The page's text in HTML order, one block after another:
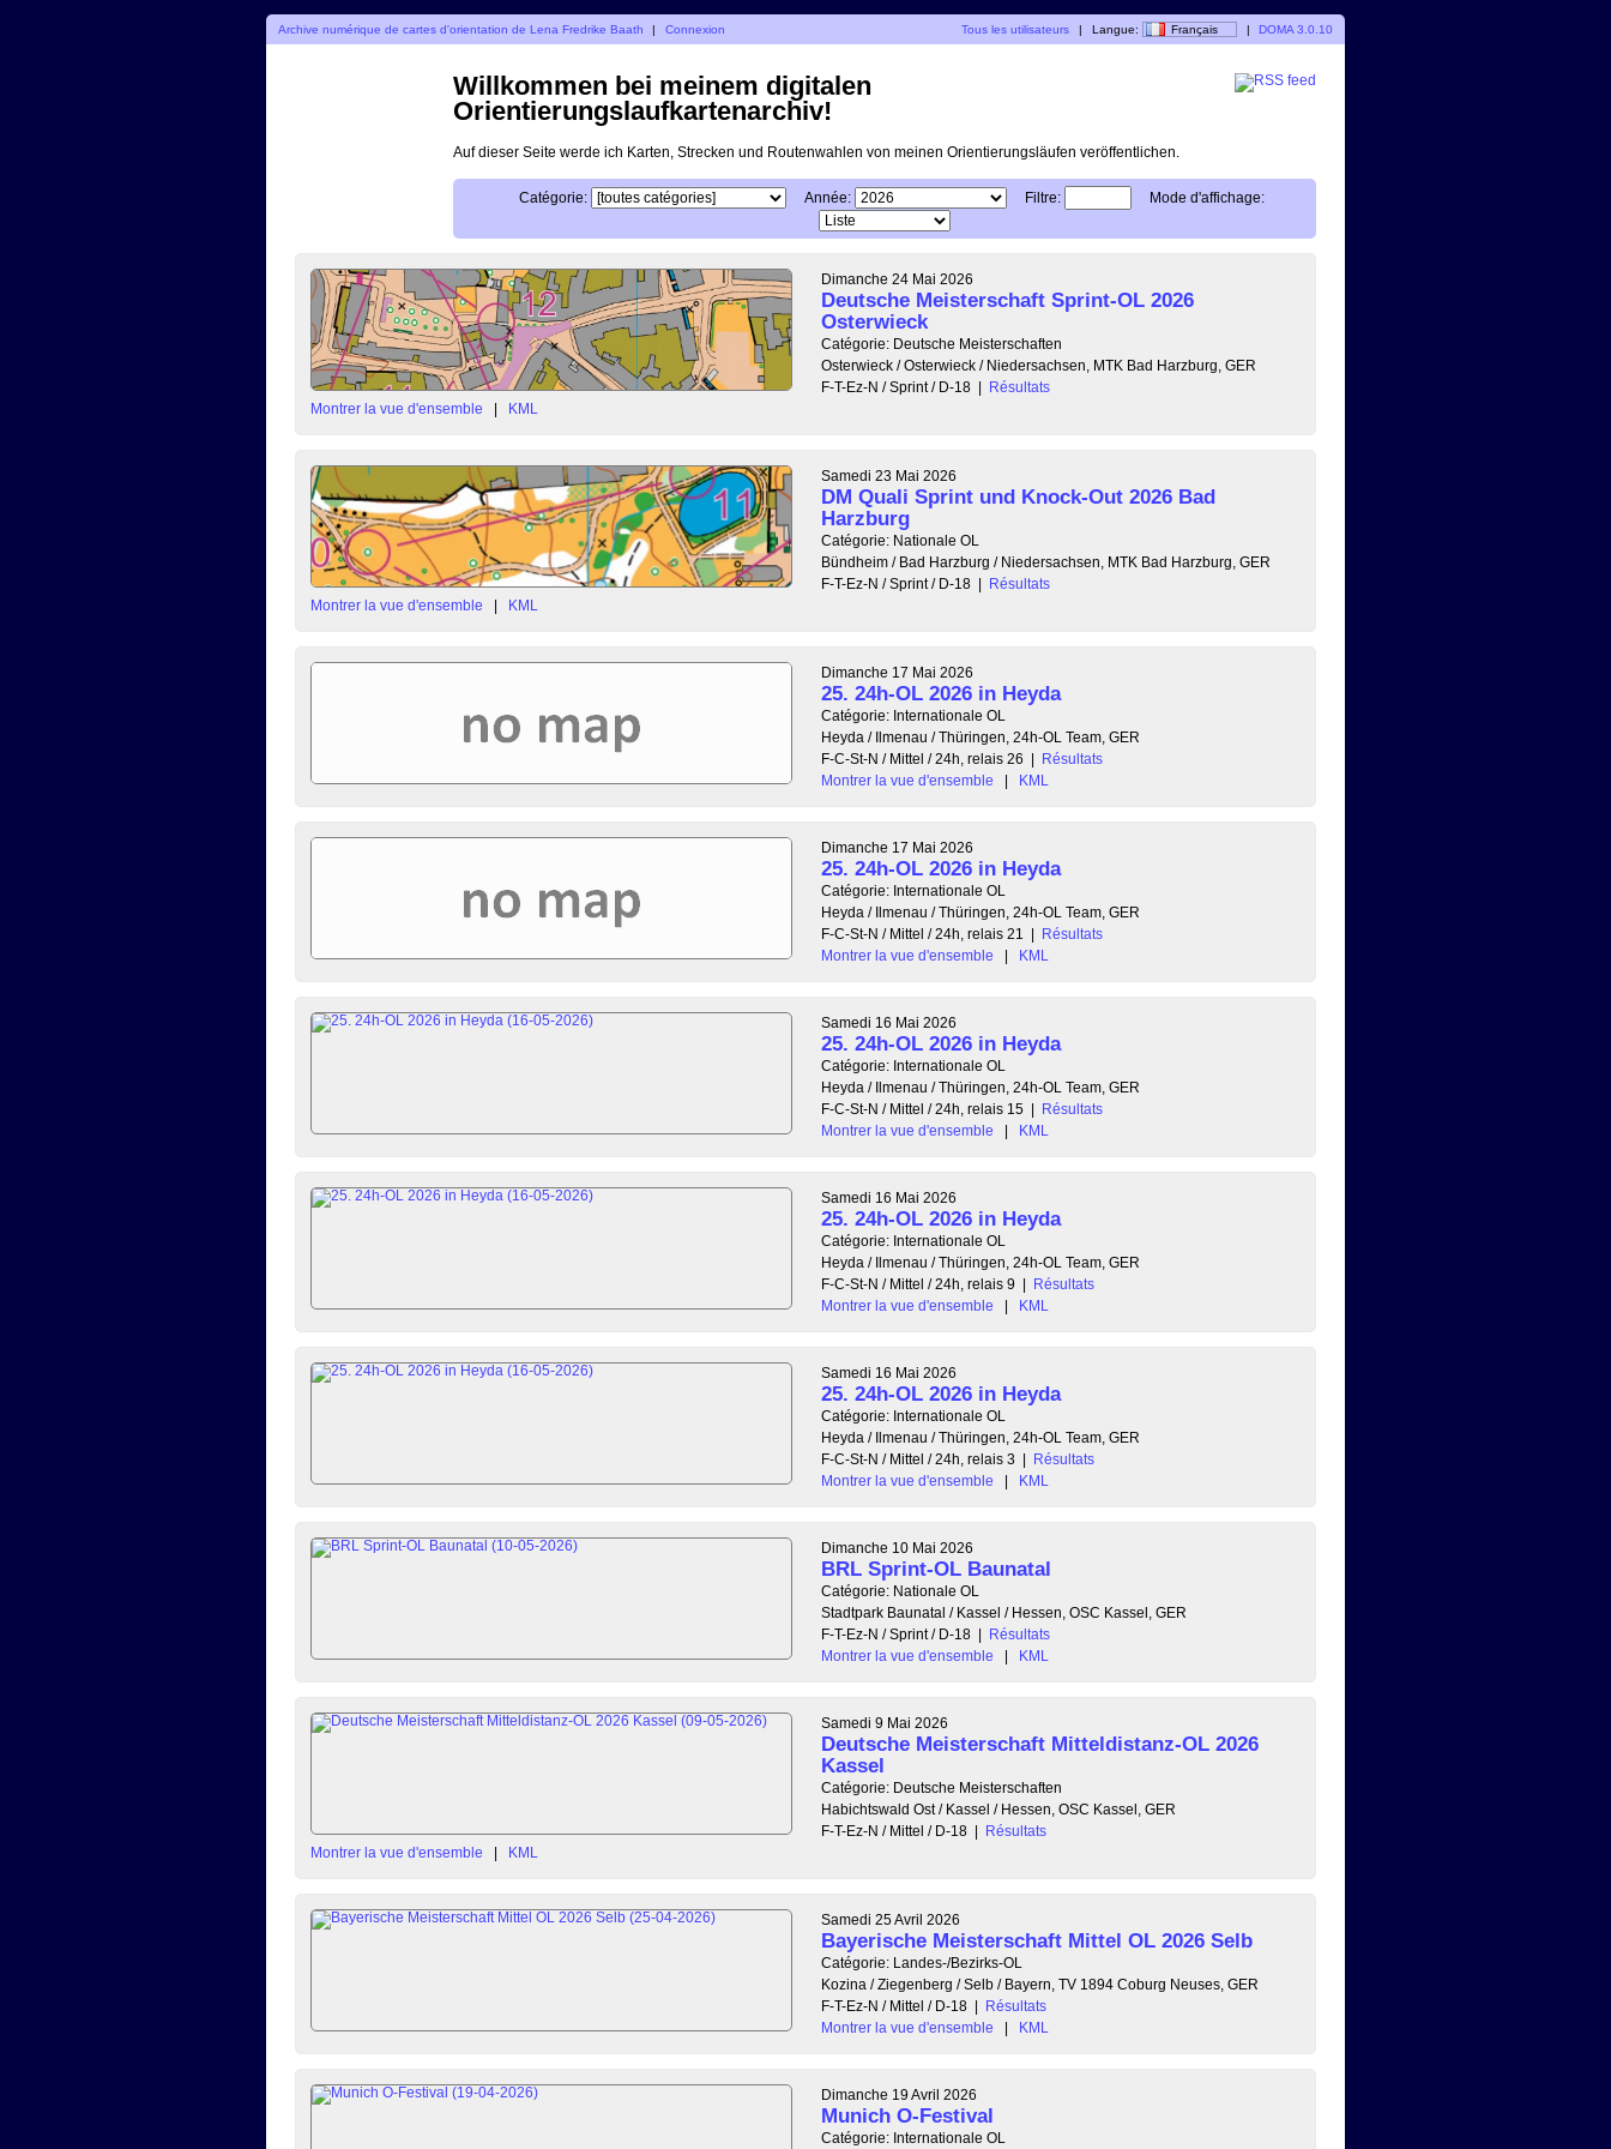
Archive numérique de cartes d'orientation de Lena Fredrike Baath | Connexion Tous les utilisateurs | Langue: Français | DOMA 3.0.10
Willkommen bei meinem digitalen
Orientierungslaufkartenarchiv!
Auf dieser Seite werde ich Karten, Strecken und Routenwahlen von meinen Orientierungsläufen veröffentlichen.
Catégorie: Année: Filtre: Mode d'affichage:
Dimanche 24 Mai 2026
Deutsche Meisterschaft Sprint-OL 2026
Osterwieck
Catégorie: Deutsche Meisterschaften
Osterwieck / Osterwieck / Niedersachsen, MTK Bad Harzburg, GER
F-T-Ez-N / Sprint / D-18 | Résultats
Montrer la vue d'ensemble
| KML
Samedi 23 Mai 2026
DM Quali Sprint und Knock-Out 2026 Bad
Harzburg
Catégorie: Nationale OL
Bündheim / Bad Harzburg / Niedersachsen, MTK Bad Harzburg, GER
F-T-Ez-N / Sprint / D-18 | Résultats
Montrer la vue d'ensemble
| KML
Dimanche 17 Mai 2026
25. 24h-OL 2026 in Heyda
Catégorie: Internationale OL
Heyda / Ilmenau / Thüringen, 24h-OL Team, GER
F-C-St-N / Mittel / 24h, relais 26 | Résultats
Montrer la vue d'ensemble
| KML
Dimanche 17 Mai 2026
25. 24h-OL 2026 in Heyda
Catégorie: Internationale OL
Heyda / Ilmenau / Thüringen, 24h-OL Team, GER
F-C-St-N / Mittel / 24h, relais 21
| Résultats
Montrer la vue d'ensemble
| KML
Samedi 16 Mai 2026
25. 24h-OL 2026 in Heyda
Catégorie: Internationale OL
Heyda / Ilmenau / Thüringen, 24h-OL Team, GER
F-C-St-N / Mittel / 24h, relais 15 | Résultats
Montrer la vue d'ensemble
| KML
Samedi 16 Mai 2026
25. 24h-OL 2026 in Heyda
Catégorie: Internationale OL
Heyda / Ilmenau / Thüringen, 24h-OL Team, GER
F-C-St-N / Mittel / 24h, relais 9 | Résultats
Montrer la vue d'ensemble
| KML
Samedi 16 Mai 2026
25. 24h-OL 2026 in Heyda
Catégorie: Internationale OL
Heyda / Ilmenau / Thüringen, 24h-OL Team, GER
F-C-St-N / Mittel / 24h, relais 3 | Résultats
Montrer la vue d'ensemble
| KML
Dimanche 10 Mai 2026
BRL Sprint-OL Baunatal
Catégorie: Nationale OL
Stadtpark Baunatal / Kassel / Hessen, OSC Kassel, GER
F-T-Ez-N / Sprint / D-18 | Résultats
Montrer la vue d'ensemble
| KML
Samedi 9 Mai 2026
Deutsche Meisterschaft Mitteldistanz-OL 2026
Kassel
Catégorie: Deutsche Meisterschaften
Habichtswald Ost / Kassel / Hessen, OSC Kassel, GER
F-T-Ez-N / Mittel / D-18 | Résultats
Montrer la vue d'ensemble
| KML
Samedi 25 Avril 2026
Bayerische Meisterschaft Mittel OL 2026 Selb
Catégorie: Landes-/Bezirks-OL
Kozina / Ziegenberg / Selb / Bayern, TV 1894 Coburg Neuses, GER
F-T-Ez-N / Mittel / D-18 | Résultats
Montrer la vue d'ensemble
| KML
Dimanche 19 Avril 2026
Munich O-Festival
Catégorie: Internationale OL